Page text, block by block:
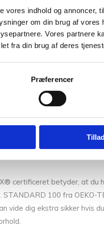
vores indhold og annoncer,
om din brug af
Vores partnere
fra din brug af deres
Præferencer
farven og tekstilet
strikkeopskrifter, hvor
når du gerne vil
spændende opskrifter, hvor
certificeret betyder, at
100 fra
vide dig ekstra sikker